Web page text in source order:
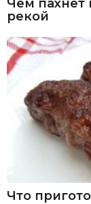
Чем пахнет
рекой
Что